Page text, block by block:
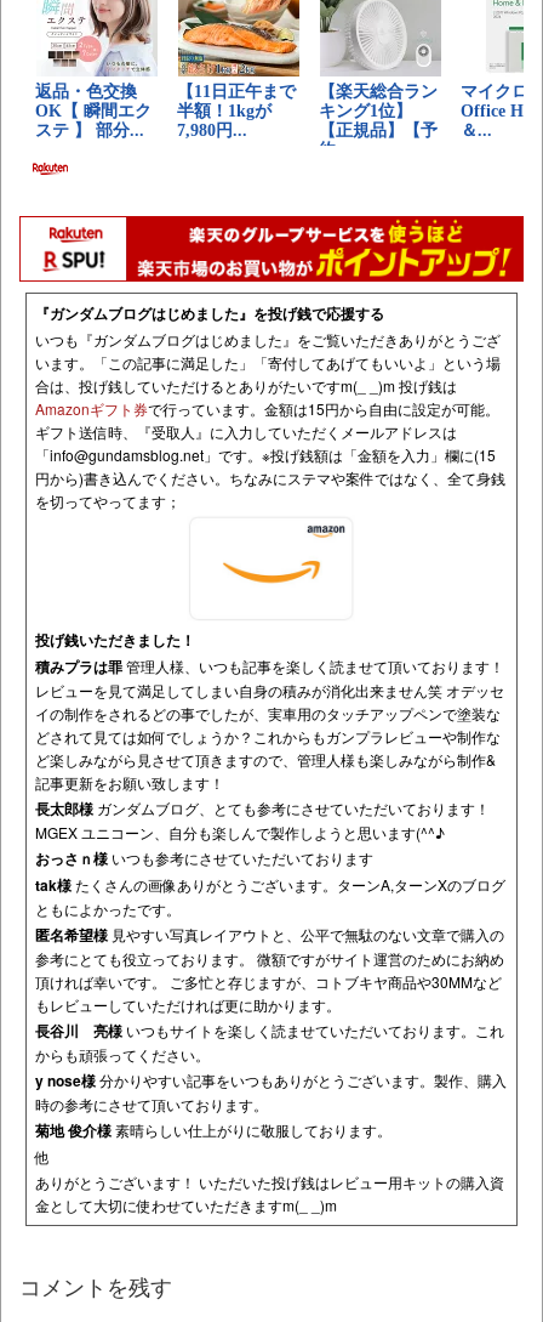
『ガンダムブログはじめました』を投げ銭で応援する
いつも『ガンダムブログはじめました』をご覧いただきありがとうござ
います。「この記事に満足した」「寄付してあげてもいいよ」という場
合は、投げ銭していただけるとありがたいですm(_ _)m 投げ銭は
Amazonギフト券で行っています。金額は15円から自由に設定が可能。
ギフト送信時、『受取人』に入力していただくメールアドレスは
「info@gundamsblog.net 」です。 ※投げ銭額は「金額を入力」欄に(15
円から)書き込んでください。ちなみにステマや案件ではなく、全て身銭
を切ってやってます；
投げ銭いただきました！
積みプラは罪管理人様、いつも記事を楽しく読ませて頂いております！
レビューを見て満足してしまい自身の積みが消化出来ません笑 オデッセ
イの制作をされるどの事でしたが、実車用のタッチアップペンで塗装な
どされて見ては如何でしょうか？これからもガンプラレビューや制作な
ど楽しみながら見させて頂きますので、管理人様も楽しみながら制作&
記事更新をお願い致します！
長太郎様 ガンダムブログ、とても参考にさせていただいております！
MGEX ユニコーン、自分も楽しんで製作しようと思います(^^♪
おっさｎ様 いつも参考にさせていただいております
tak様たくさんの画像ありがとうございます。ターンA,ターンXのブログ
ともによかったです。
匿名希望様 見やすい写真レイアウトと、公平で無駄のない文章で購入の
参考にとても役立っております。 微額ですがサイト運営のためにお納め
頂ければ幸いです。 ご多忙と存じますが、コトブキヤ商品や30MMなど
もレビューしていただければ更に助かります。
長谷川 亮様 いつもサイトを楽しく読ませていただいております。これ
からも頑張ってください。
y nose様分かりやすい記事をいつもありがとうございます。製作、購入
時の参考にさせて頂いております。
菊地 俊介様素晴らしい仕上がりに敬服しております。
他
ありがとうございます！ いただいた投げ銭はレビュー用キットの購入資
金として大切に使わせていただきますm(_ _)m
コメントを残す